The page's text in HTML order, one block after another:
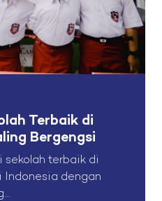
Terbaik di
Bergengsi
sekolah terbaik di
Indonesia dengan